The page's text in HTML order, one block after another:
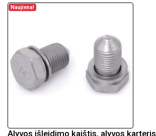
Naujiena!
Alyvos išleidimo kaištis, alyvos karteris